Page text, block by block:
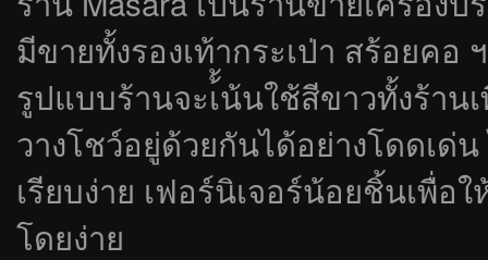
มีขายทั้งรองเท้ากระเป่า สร้อยคอ
รูปแบบร้านจะเ้้น้นใช้สีขาวทั้งร้า
วางโชว์อยู่ด้วยกันได้อย่างโดดเด่
เรียบง่าย เฟอร์นิเจอร์น้อยชิ้นเพื่อ
โดยง่าย